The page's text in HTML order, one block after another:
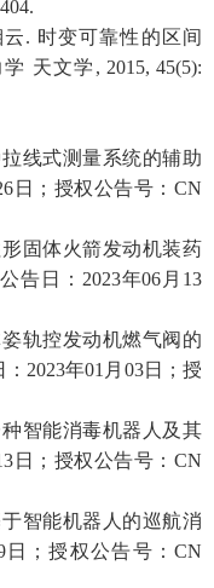
. 时变可靠性的区间
天文学, 2015, 45(5):
线式测量系统的辅助
日；授权公告号：CN
固体火箭发动机装药
告日： 2023年06月13
姿轨控发动机燃气阀的
2023年01月03日
；授
智能消毒机器人及其
日
；授权公告号：CN
智能机器人的巡航消
日 ；授权公告号：CN